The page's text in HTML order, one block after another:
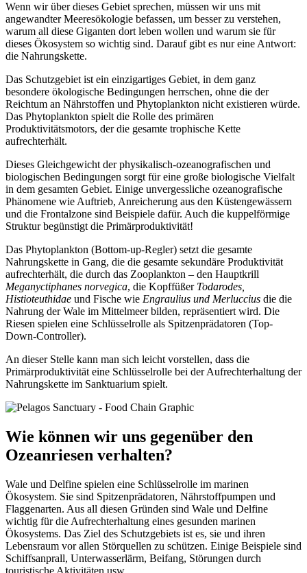
Wenn wir über dieses Gebiet sprechen, müssen wir uns mit
angewandter Meeresökologie befassen, um besser zu verstehen,
warum all diese Giganten dort leben wollen und warum sie für
dieses Ökosystem so wichtig sind. Darauf gibt es nur eine Antwort:
die Nahrungskette.
Das Schutzgebiet ist ein einzigartiges Gebiet, in dem ganz
besondere ökologische Bedingungen herrschen, ohne die der
Reichtum an Nährstoffen und Phytoplankton nicht existieren würde.
Das Phytoplankton spielt die Rolle des primären
Produktivitätsmotors, der die gesamte trophische Kette
aufrechterhält.
Dieses Gleichgewicht der physikalisch-ozeanografischen und
biologischen Bedingungen sorgt für eine große biologische Vielfalt
in dem gesamten Gebiet. Einige unvergessliche ozeanografische
Phänomene wie Auftrieb, Anreicherung aus den Küstengewässern
und die Frontalzone sind Beispiele dafür. Auch die kuppelförmige
Struktur begünstigt die Primärproduktivität!
Das Phytoplankton (Bottom-up-Regler) setzt die gesamte
Nahrungskette in Gang, die die gesamte sekundäre Produktivität
aufrechterhält, die durch das Zooplankton – den Hauptkrill
Meganyctiphanes norvegica, die Kopffüßer Todarodes,
Histioteuthidae und Fische wie Engraulius und Merluccius die die
Nahrung der Wale im Mittelmeer bilden, repräsentiert wird. Die
Riesen spielen eine Schlüsselrolle als Spitzenprädatoren (Top-
Down-Controller).
An dieser Stelle kann man sich leicht vorstellen, dass die
Primärproduktivität eine Schlüsselrolle bei der Aufrechterhaltung der
Nahrungskette im Sanktuarium spielt.
Wie können wir uns gegenüber den
Ozeanriesen verhalten?
Wale und Delfine spielen eine Schlüsselrolle im marinen
Ökosystem. Sie sind Spitzenprädatoren, Nährstoffpumpen und
Flaggenarten. Aus all diesen Gründen sind Wale und Delfine
wichtig für die Aufrechterhaltung eines gesunden marinen
Ökosystems. Das Ziel des Schutzgebiets ist es, sie und ihren
Lebensraum vor allen Störquellen zu schützen. Einige Beispiele sind
Schiffsanprall, Unterwasserlärm, Beifang, Störungen durch